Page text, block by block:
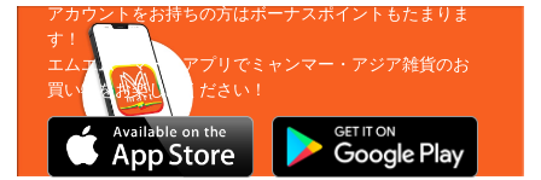
アカウントをお持ちの方はボーナスポイントもたまりま
す！
エムエムーマートアプリでミャンマー・アジア雑貨のお
買い物をお楽しみください！